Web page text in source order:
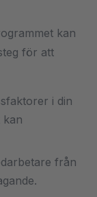
kan
för att
i din
kan
från